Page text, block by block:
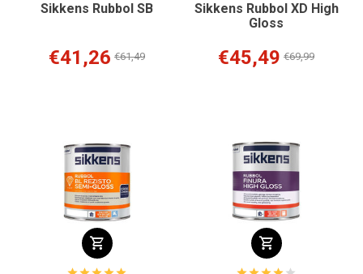
Sikkens Rubbol SB
€41,26 €61,49
Sikkens Rubbol XD High
Gloss
€45,49 €69,99